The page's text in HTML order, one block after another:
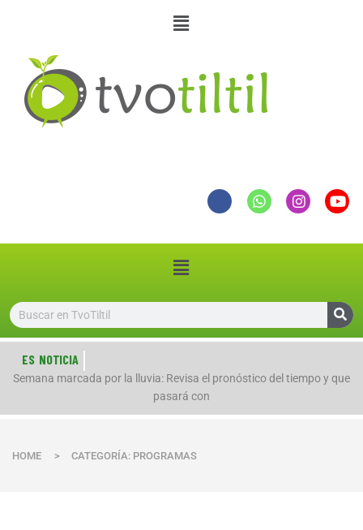
ES NOTICIA
Semana marcada por la lluvia: Revisa el pronóstico del tiempo y que
Evacúan preventivamente a familias por aumento del caudal del río
Polpaico ant
HOME > CATEGORÍA: PROGRAMAS